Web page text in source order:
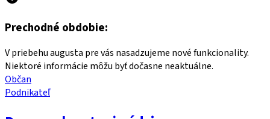
Prechodné obdobie:
V priebehu augusta pre vás nasadzujeme nové funkcionality.
Niektoré informácie môžu byť dočasne neaktuálne.
Občan
Podnikateľ